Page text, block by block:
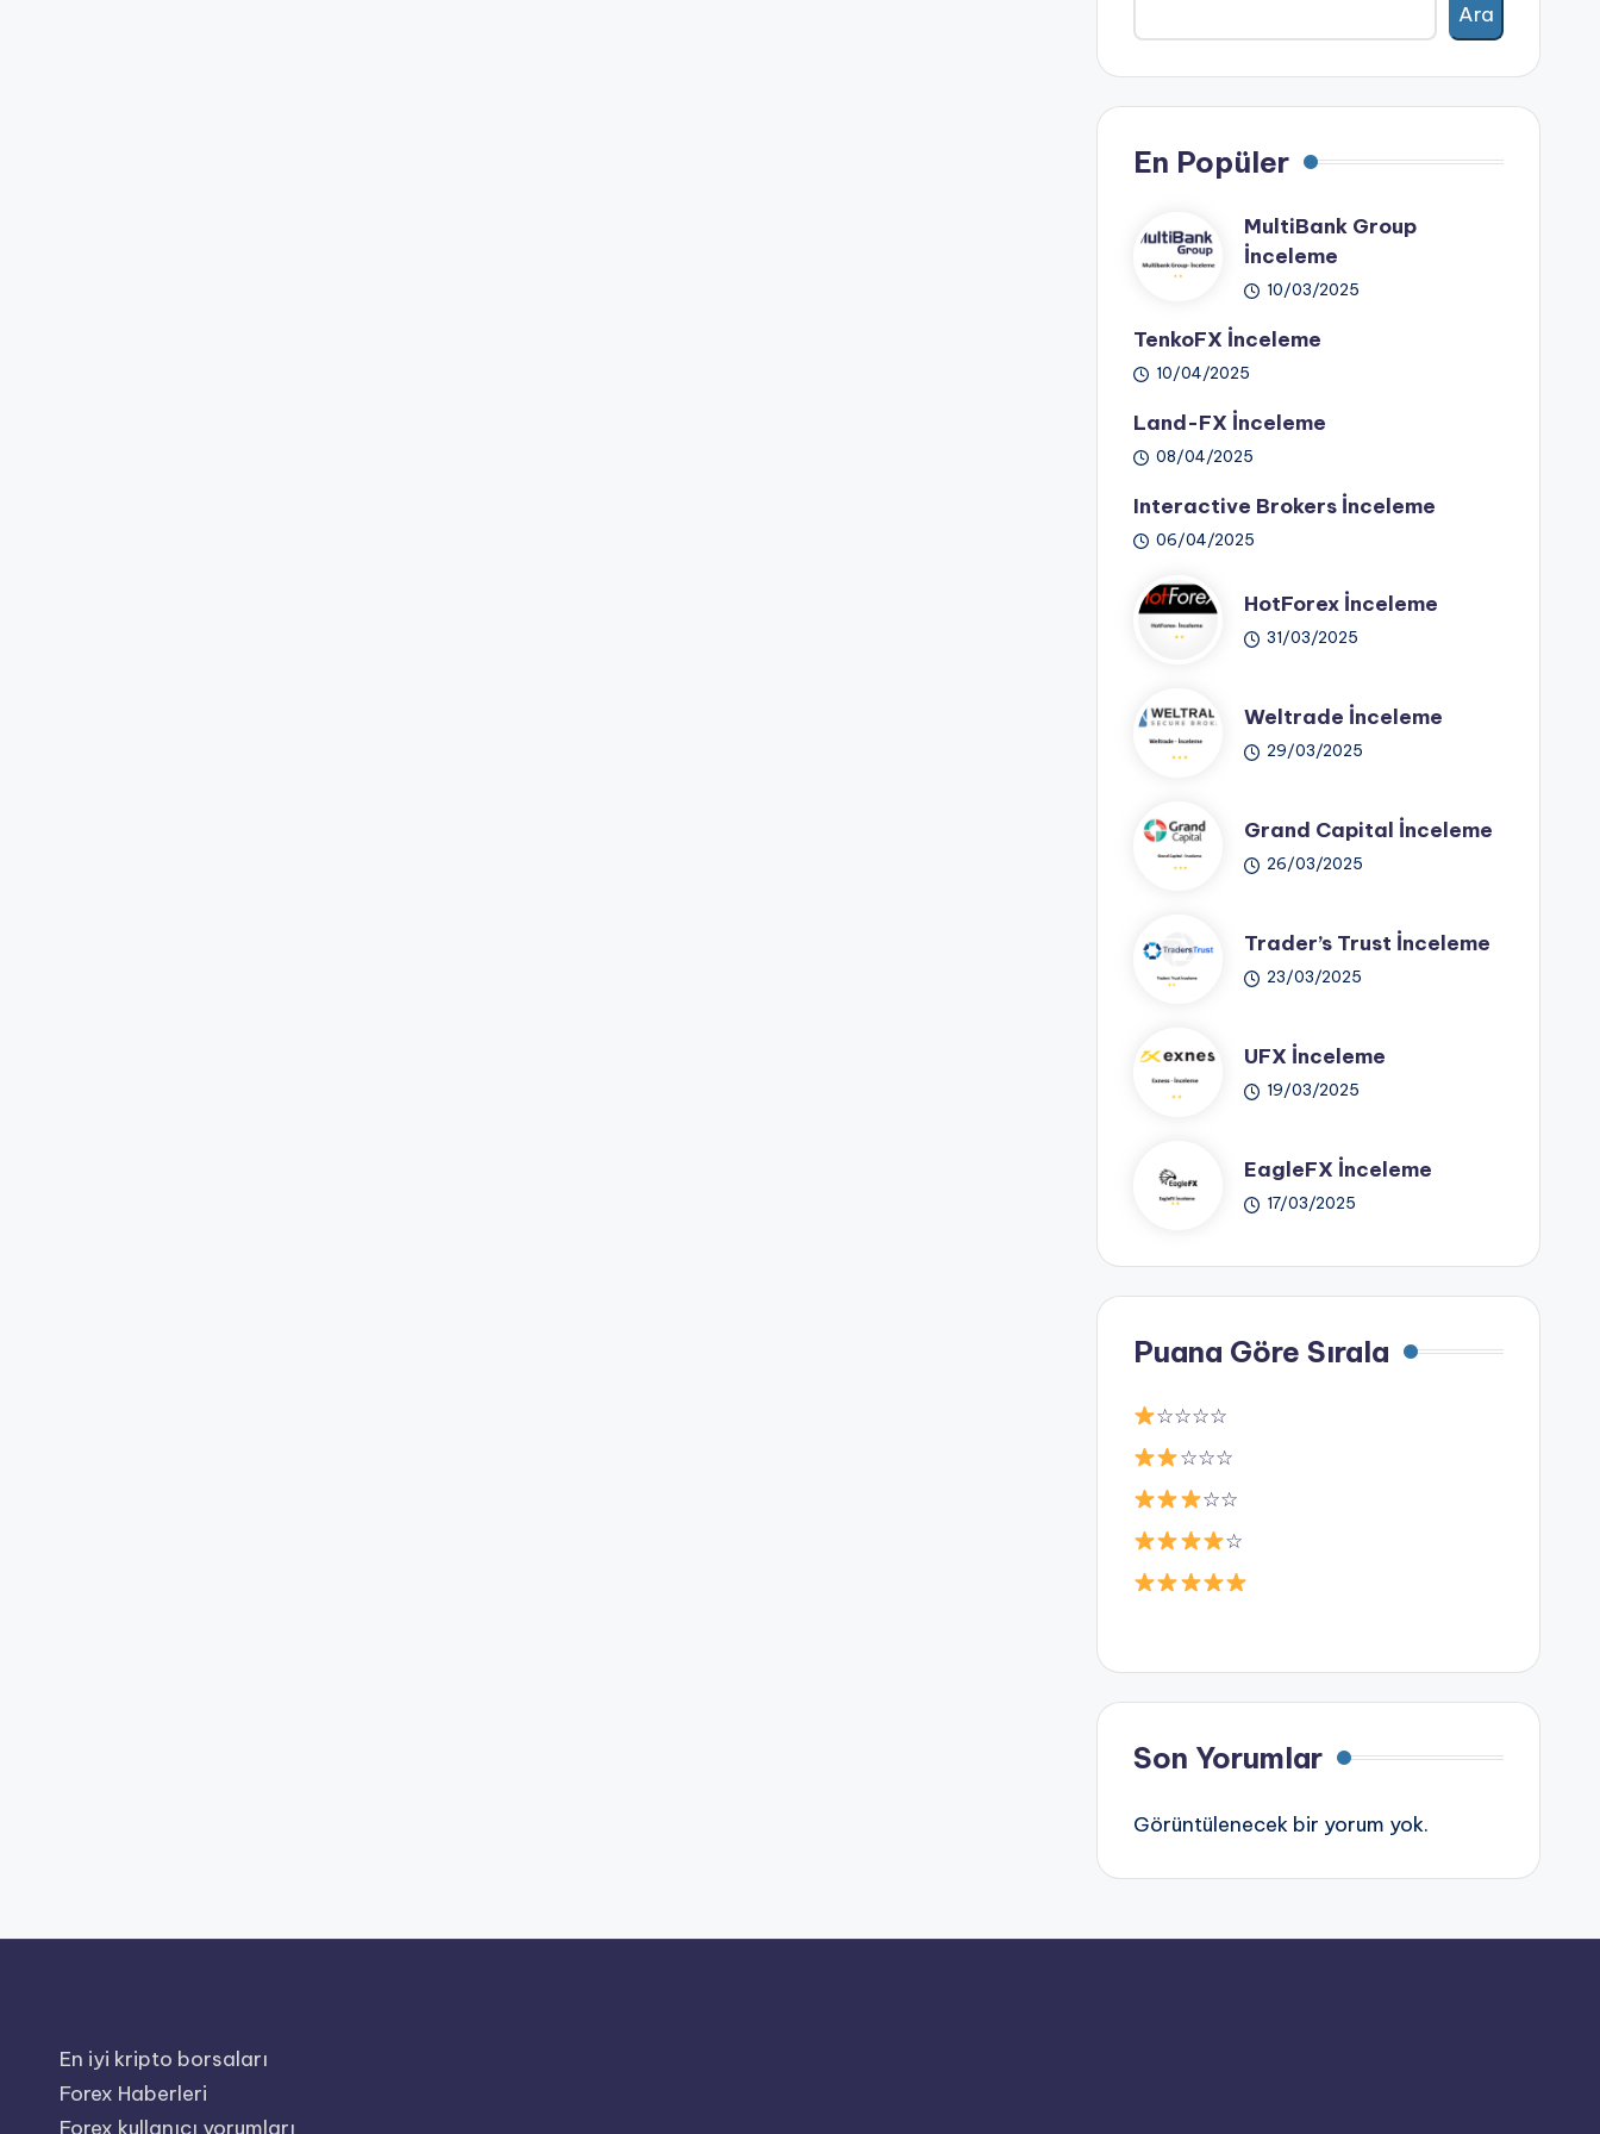
Ara
En Popüler
MultiBank Group
İnceleme
10/03/2025
TenkoFX İnceleme
10/04/2025
Land-FX İnceleme
08/04/2025
Interactive Brokers İnceleme
06/04/2025
HotForex İnceleme
31/03/2025
Weltrade İnceleme
29/03/2025
Grand Capital İnceleme
26/03/2025
Trader’s Trust İnceleme
23/03/2025
UFX İnceleme
19/03/2025
EagleFX İnceleme
17/03/2025
Puana Göre Sırala
☆☆☆☆
☆☆☆
☆☆
☆
Son Yorumlar
Görüntülenecek bir yorum yok.
En iyi kripto borsaları
Forex Haberleri
Forex kullanıcı yorumları